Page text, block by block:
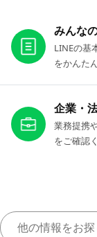
みんな
LINEの基
をかんた
企業・
業務提携
をご確認